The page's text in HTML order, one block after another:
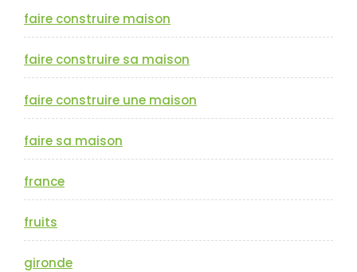
faire construire maison
faire construire sa maison
faire construire une maison
faire sa maison
france
fruits
gironde